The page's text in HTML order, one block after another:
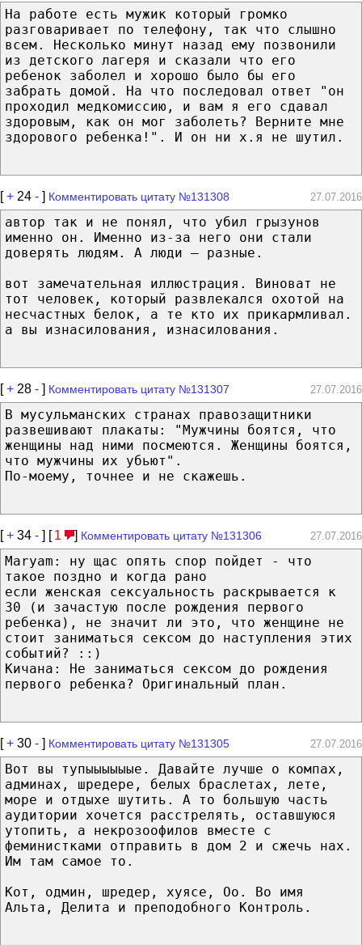
На работе есть мужик который громко
разговаривает по телефону, так что слышно
всем. Несколько минут назад ему позвонили
из детского лагеря и сказали что его
ребенок заболел и хорошо было бы его
забрать домой. На что последовал ответ "он
проходил медкомиссию, и вам я его сдавал
здоровым, как он мог заболеть? Верните мне
здорового ребенка!". И он ни х.я не шутил.
[+ 24 - ] Комментировать цитату №131308 27.07.2016
автор так и не понял, что убил грызунов
именно он. Именно из-за него они стали
доверять людям. А люди — разные.
вот замечательная иллюстрация. Виноват не
тот человек, который развлекался охотой на
несчастных белок, а те кто их прикармливал.
а вы изнасилования, изнасилования.
[+ 28 - ] Комментировать цитату №131307 27.07.2016
В мусульманских странах правозащитники
развешивают плакаты: "Мужчины боятся, что
женщины над ними посмеются. Женщины боятся,
что мужчины их убьют".
По-моему, точнее и не скажешь.
[+ 34 - ] [ 1 ] Комментировать цитату №131306 27.07.2016
Maryam: ну щас опять спор пойдет - что
такое поздно и когда рано
если женская сексуальность раскрывается к
30 (и зачастую после рождения первого
ребенка), не значит ли это, что женщине не
стоит заниматься сексом до наступления этих
событий? ::)
Кичана: Не заниматься сексом до рождения
первого ребенка? Оригинальный план.
[+ 30 - ] Комментировать цитату №131305 27.07.2016
Вот вы тупыыыыыые. Давайте лучше о компах,
админах, шредере, белых браслетах, лете,
море и отдыхе шутить. А то большую часть
аудитории хочется расстрелять, оставшуюся
утопить, а некрозоофилов вместе с
феминистками отправить в дом 2 и сжечь нах.
Им там самое то.
Кот, одмин, шредер, хуясе, Оо. Во имя
Альта, Делита и преподобного Контроль.